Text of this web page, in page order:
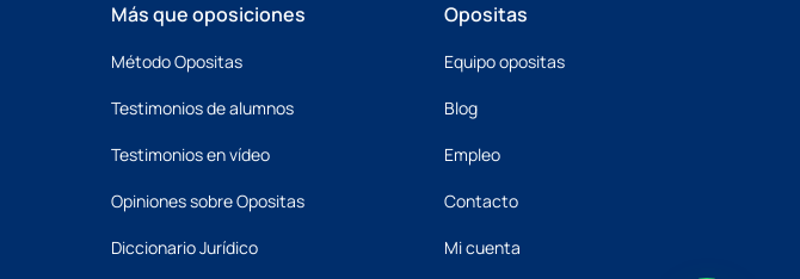
Más que oposiciones
Método Opositas
Testimonios de alumnos
Testimonios en vídeo
Opiniones sobre Opositas
Diccionario Jurídico
Opositas
Equipo opositas
Blog
Empleo
Contacto
Mi cuenta